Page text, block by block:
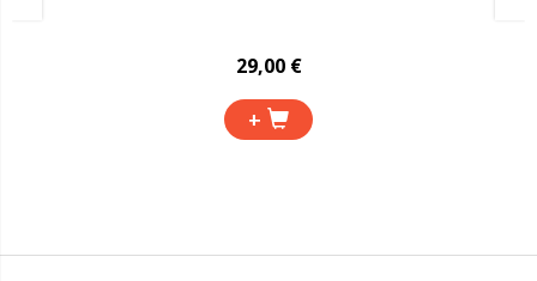
29,00 €
+